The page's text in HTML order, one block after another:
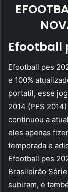
Efootball
Efootball pes
e 100%
portatil, esse
2014 (PES
continuou a
eles apenas
temporada e
Efootball pes
Brasileirão
subiram, e